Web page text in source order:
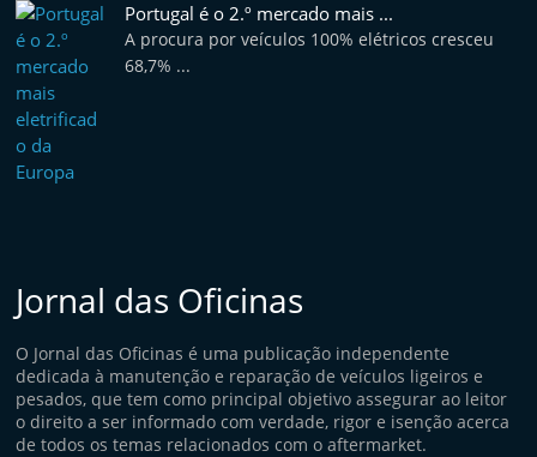
P
o
Portugal é o 2.º mercado mais ...
A procura por veículos 100% elétricos cresceu
68,7% ...
Jornal das Oficinas
O Jornal das Oficinas é uma publicação independente
dedicada à manutenção e reparação de veículos ligeiros e
pesados, que tem como principal objetivo assegurar ao leitor
o direito a ser informado com verdade, rigor e isenção acerca
de todos os temas relacionados com o aftermarket.